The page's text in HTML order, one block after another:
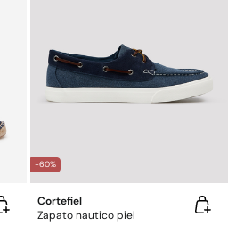
-60%
Cortefiel
Zapato nautico piel